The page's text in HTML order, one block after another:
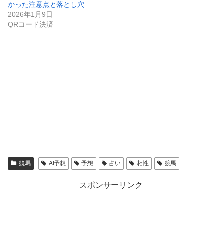
かった注意点と落とし穴
2026年1月9日
QRコード決済
競馬 AI予想 予想 占い 相性 競馬
スポンサーリンク